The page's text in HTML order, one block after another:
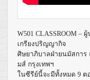
W501 CLASSROOM –
เกรียงปริญญากิจ
ศิษยาภิบาลฝ่ายนมัสการ
มส์ กรุงเทพฯ
ในซีรีย์นี้จะมีทั้งหมด 9 ต